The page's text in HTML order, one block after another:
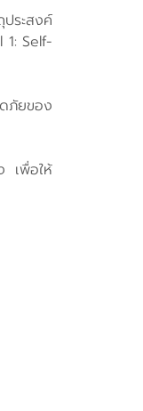
ระสงค์
1: Self-
ภัยของ
เพื่อให้